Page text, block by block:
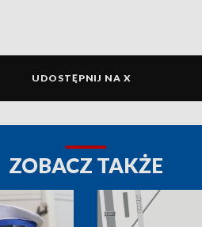
UDOSTĘPNIJ NA X
ZOBACZ TAKŻE